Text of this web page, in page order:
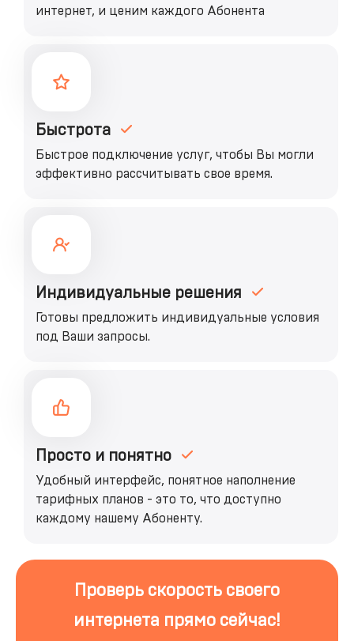
интернет, и ценим каждого Абонента
Быстрота
Быстрое подключение услуг, чтобы Вы могли
эффективно рассчитывать свое время.
Индивидуальные решения
Готовы предложить индивидуальные условия
под Ваши запросы.
Просто и понятно
Удобный интерфейс, понятное наполнение
тарифных планов - это то, что доступно
каждому нашему Абоненту.
Проверь скорость своего
интернета прямо сейчас!